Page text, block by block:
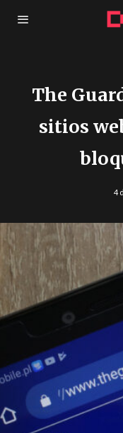
The
sitios
4